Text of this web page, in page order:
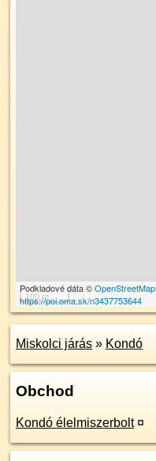
100 m
Podkladové dáta ©OpenStreetMap
https://poi.oma.sk/n3437753644
Miskolci járás » Kondó
Obchod
Kondó élelmiszerbolt ¤